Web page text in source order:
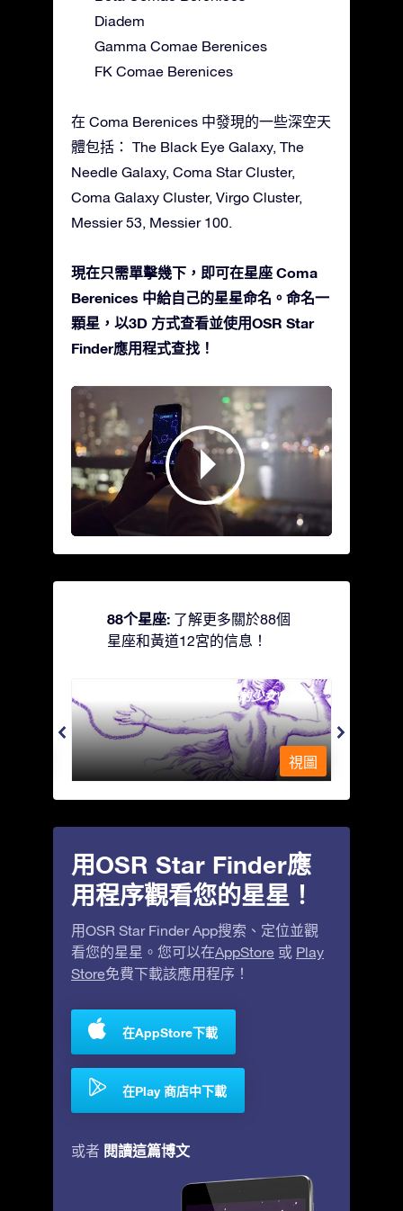
Diadem
Gamma Comae Berenices
FK Comae Berenices
在 Coma Berenices 中發現的一些深空天
體包括： The Black Eye Galaxy, The
Needle Galaxy, Coma Star Cluster,
Coma Galaxy Cluster, Virgo Cluster,
Messier 53, Messier 100.
現在只需單擊幾下，即可在星座 Coma
Berenices 中給自己的星星命名。命名一
顆星，以3D 方式查看並使用OSR Star
Finder應用程式查找！
88个星座: 了解更多關於88個
星座和黃道12宮的信息！
Andromeda - 被鐵鍊鎖著的少女
視圖
用OSR Star Finder應
用程序觀看您的星星！
用OSR Star Finder App搜索、定位並觀
看您的星星。您可以在AppStore 或 Play
Store免費下載該應用程序！
在AppStore下載
在Play 商店中下載
或者 閱讀這篇博文